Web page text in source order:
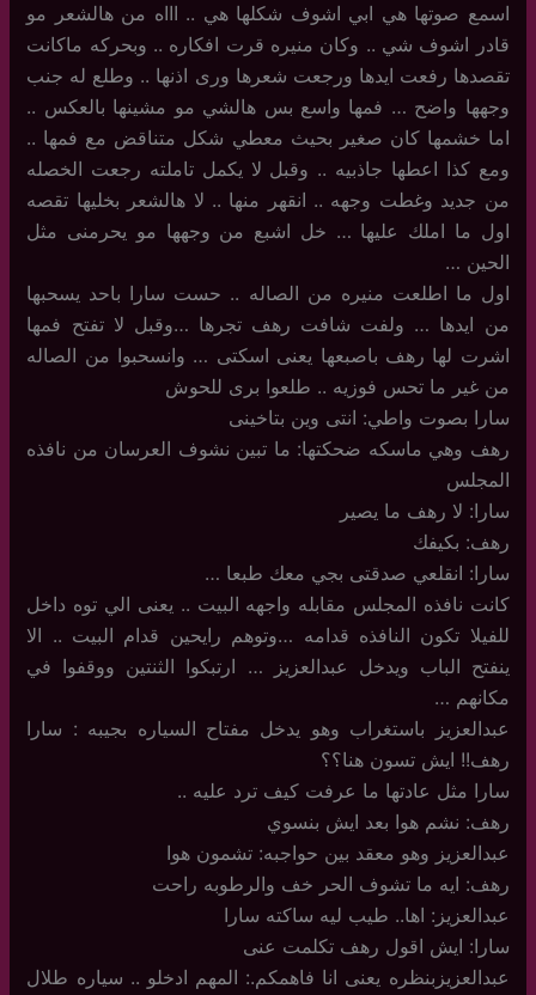
اسمع صوتها هي ابي اشوف شكلها هي .. اااه من هالشعر مو
قادر اشوف شي .. وكان منيره قرت افكاره .. وبحركه ماكانت
تقصدها رفعت ايدها ورجعت شعرها ورى اذنها .. وطلع له جنب
وجهها واضح … فمها واسع بس هالشي مو مشينها بالعكس ..
اما خشمها كان صغير بحيث معطي شكل متناقض مع فمها ..
ومع كذا اعطها جاذبيه .. وقبل لا يكمل تاملته رجعت الخصله
من جديد وغطت وجهه .. انقهر منها .. لا هالشعر بخليها تقصه
اول ما املك عليها … خل اشبع من وجهها مو يحرمنى مثل
الحين …
اول ما اطلعت منيره من الصاله .. حست سارا باحد يسحبها
من ايدها … ولفت شافت رهف تجرها …وقبل لا تفتح فمها
اشرت لها رهف باصبعها يعنى اسكتى … وانسحبوا من الصاله
من غير ما تحس فوزيه .. طلعوا برى للحوش
سارا بصوت واطي: انتى وين بتاخينى
رهف وهي ماسكه ضحكتها: ما تبين نشوف العرسان من نافذه
المجلس
سارا: لا رهف ما يصير
رهف: بكيفك
سارا: انقلعي صدقتى بجي معك طبعا …
كانت نافذه المجلس مقابله واجهه البيت .. يعنى الي توه داخل
للفيلا تكون النافذه قدامه …وتوهم رايحين قدام البيت .. الا
ينفتح الباب ويدخل عبدالعزيز … ارتبكوا الثنتين ووقفوا في
مكانهم …
عبدالعزيز باستغراب وهو يدخل مفتاح السياره بجيبه : سارا
رهف!! ايش تسون هنا؟؟
سارا مثل عادتها ما عرفت كيف ترد عليه ..
رهف: نشم هوا بعد ايش بنسوي
عبدالعزيز وهو معقد بين حواجبه: تشمون هوا
رهف: ايه ما تشوف الحر خف والرطوبه راحت
عبدالعزيز: اها.. طيب ليه ساكته سارا
سارا: ايش اقول رهف تكلمت عنى
عبدالعزيزبنظره يعنى انا فاهمكم.: المهم ادخلو .. سياره طلال